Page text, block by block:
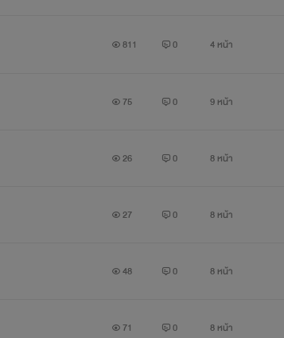
811 0 4 หน้า
75 0 9 หน้า
26 0 8 หน้า
27 0 8 หน้า
48 0 8 หน้า
71 0 8 หน้า